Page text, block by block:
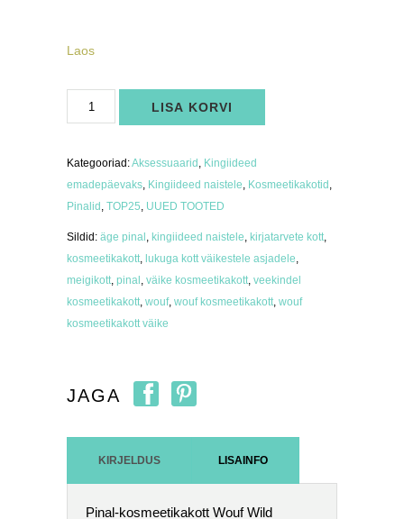
Laos
kosmeetikakott
Wouf
LISA KORVI
Kategooriad:Aksessuaarid , Kingiideed
emadepäevaks, Kingiideed naistele, Kosmeetikakotid ,
Pinalid , TOP25, UUED TOOTED
Sildid: äge pinal , kingiideed naistele, kirjatarvete kott,
kosmeetikakott, lukuga kott väikestele asjadele,
meigikott, pinal , väike kosmeetikakott, veekindel
kosmeetikakott, wouf, wouf kosmeetikakott, wouf
kosmeetikakott väike
JAGA
KIRJELDUS LISAINFO
Pinal-kosmeetikakott Wouf Wild